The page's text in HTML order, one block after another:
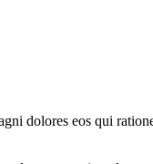
dolores eos qui